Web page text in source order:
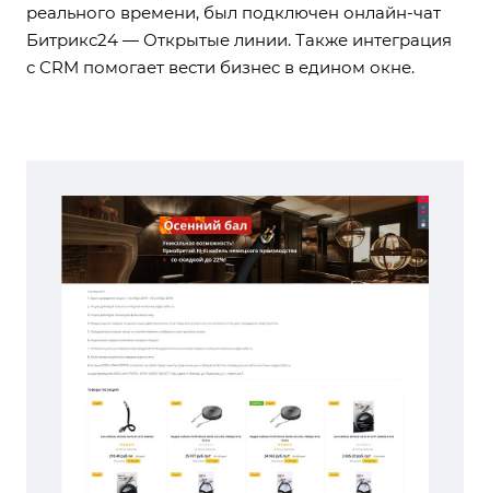
реального времени, был подключен онлайн-чат
Битрикс24 — Открытые линии. Также интеграция
с CRM помогает вести бизнес в едином окне.